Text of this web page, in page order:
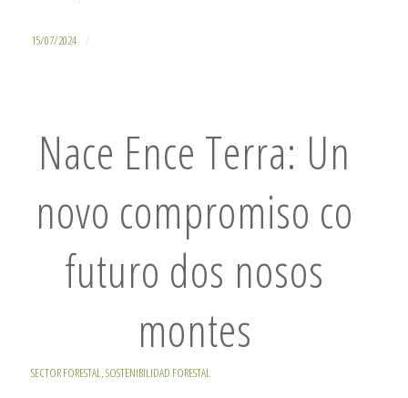
15/07/2024 /
Nace Ence Terra: Un
novo compromiso co
futuro dos nosos
montes
SECTOR FORESTAL,SOSTENIBILIDAD FORESTAL